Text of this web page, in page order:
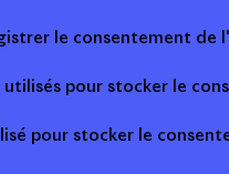
le consentement de
utilisés pour stocker le
pour stocker le